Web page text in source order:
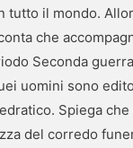
tutto il mondo.
che
Seconda
uomini sono
Spiega
del corredo